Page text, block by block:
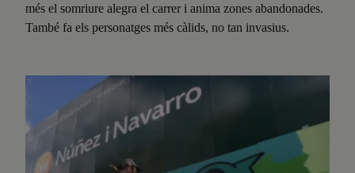
més el somriure alegra el carrer i anima zones abandonades.
També fa els personatges més càlids, no tan invasius.